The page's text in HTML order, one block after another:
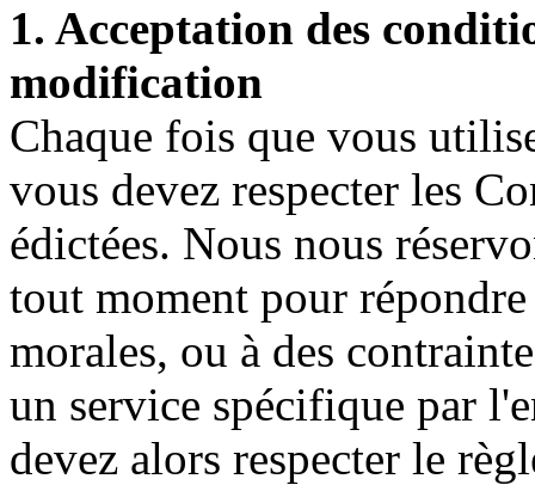
1. Acceptation des
modification
Chaque fois que vous
vous devez respecter les
édictées. Nous nous
tout moment pour
morales, ou à des
un service spécifique par
devez alors respecter le